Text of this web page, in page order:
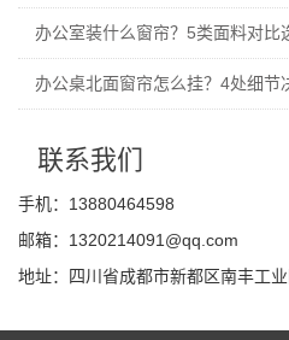
办公室装什么窗帘？5类面料对比
办公桌北面窗帘怎么挂？4处细节
联系我们
手机：13880464598
邮箱：1320214091@qq.com
地址：四川省成都市新都区南丰工